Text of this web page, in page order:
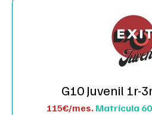
G10 Juvenil 1r-
115€/mes. Matrícula